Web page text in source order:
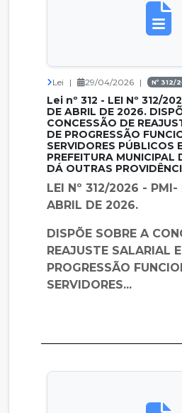
Lei | 29/04/2026 | Nº 312/
Lei nº 312 - LEI Nº 312/
DE ABRIL DE 2026.
CONCESSÃO DE
DE PROGRESSÃO
SERVIDORES PÚBLICOS
PREFEITURA MUNICIPAL
DÁ OUTRAS
LEI Nº 312/2026 - PMI-
ABRIL DE 2026.
DISPÕE SOBRE A
REAJUSTE SALARIAL
PROGRESSÃO
SERVIDORES...